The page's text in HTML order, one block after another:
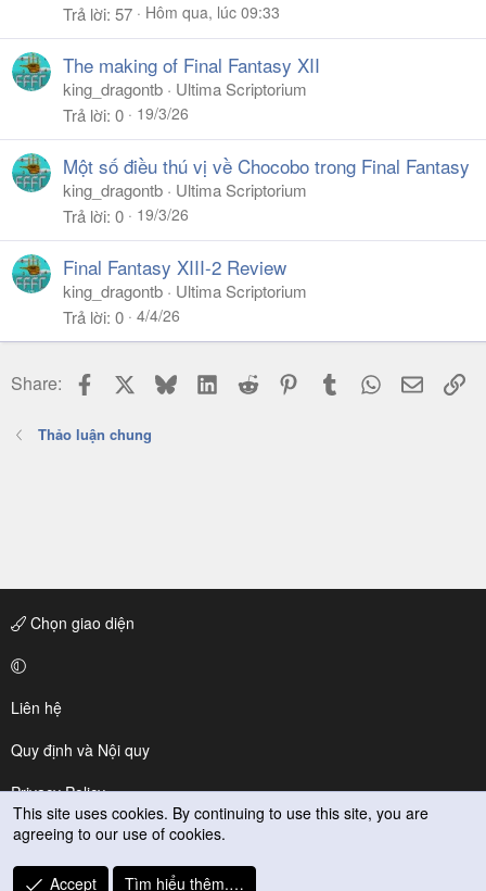
Trả lời 57 Hôm qua, lúc 09:33
The making of Final Fantasy XII
king_dragontb
Ultima Scriptorium
Trả lời 0 19/3/26
Một số điều thú vị về Chocobo trong Final Fantasy
king_dragontb
Ultima Scriptorium
Trả lời 0 19/3/26
Final Fantasy XIII-2 Review
king_dragontb
Ultima Scriptorium
Trả lời 0 4/4/26
Share: Facebook BlueskyLinkedIn
Reddit PinterestTumblr WhatsApp
Email
Thảo luận chung
Chọn giao diện
Liên hệ
Quy định và Nội quy
Privacy Policy
Trợ giúp
R
This site uses cookies. By continuing to use this site, you are
agreeing to our use of cookies.
Accept Tìm hiểu thêm.…